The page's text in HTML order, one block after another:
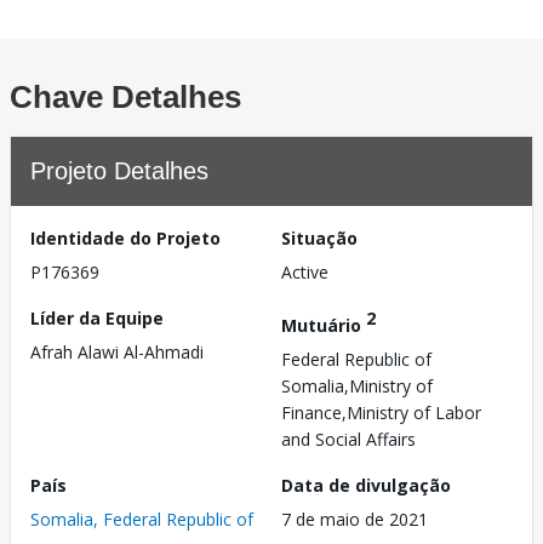
Chave Detalhes
Projeto Detalhes
Identidade do Projeto
P176369
Situação
Active
Líder da Equipe
Afrah Alawi Al-Ahmadi
Mutuário 2
Federal Republic of
Somalia,Ministry of
Finance,Ministry of Labor
and Social Affairs
País
Somalia, Federal Republic of
Data de divulgação
7 de maio de 2021